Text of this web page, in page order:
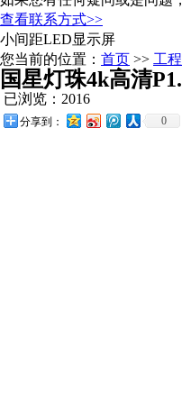
查看联系方式>>
小间距LED显示屏
您当前的位置： 首页 >> 工
国星灯珠4k高清
已浏览：2016
分享到： 0